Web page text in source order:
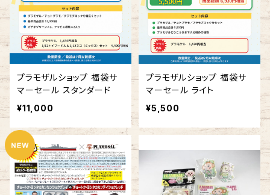
プラモザルショップ 福袋サ
マーセール スタンダード
¥11,000
プラモザルショップ 福袋サ
マーセール ライト
¥5,500